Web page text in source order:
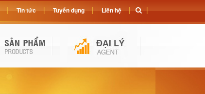
Tin tức Tuyển dụng Liên hệ